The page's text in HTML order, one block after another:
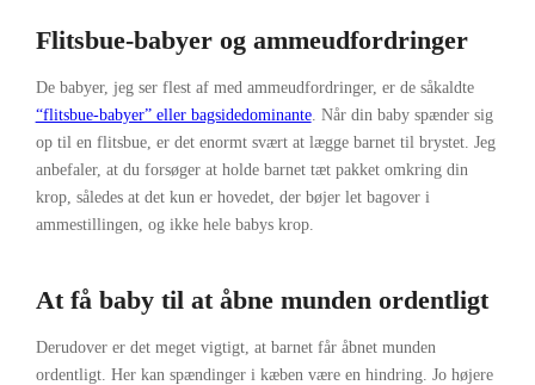
Flitsbue-babyer og ammeudfordringer
De babyer, jeg ser flest af med ammeudfordringer, er de såkaldte
“flitsbue-babyer” eller bagsidedominante. Når din baby spænder sig
op til en flitsbue, er det enormt svært at lægge barnet til brystet. Jeg
anbefaler, at du forsøger at holde barnet tæt pakket omkring din
krop, således at det kun er hovedet, der bøjer let bagover i
ammestillingen, og ikke hele babys krop.
At få baby til at åbne munden ordentligt
Derudover er det meget vigtigt, at barnet får åbnet munden
ordentligt. Her kan spændinger i kæben være en hindring. Jo højere